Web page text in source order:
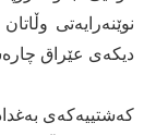
نوێنەرایەتی
دیکەی عێراق
کەشتییەکەی